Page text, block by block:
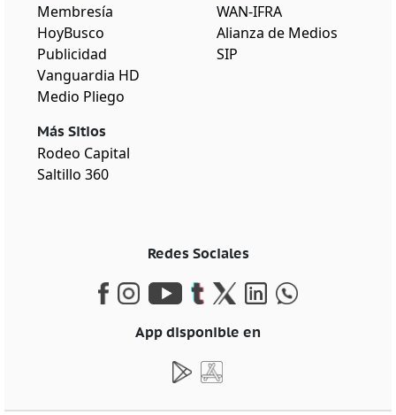
Membresía
HoyBusco
Publicidad
Vanguardia HD
Medio Pliego
Más Sitios
Rodeo Capital
Saltillo 360
WAN-IFRA
Alianza de Medios
SIP
Redes Sociales
App disponible en